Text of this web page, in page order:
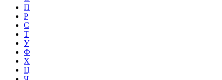
П
Р
С
Т
У
Ф
Х
Ц